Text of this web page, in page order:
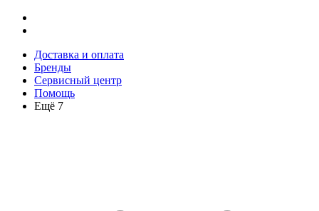
Доставка и оплата
Бренды
Сервисный центр
Помощь
Ещё 7